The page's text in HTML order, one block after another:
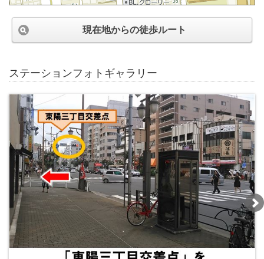
現在地からの徒歩ルート
ステーションフォトギャラリー